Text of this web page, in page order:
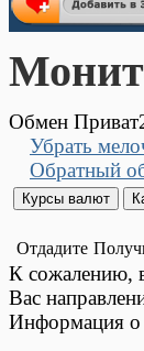
Обмен
Убрать
Обратный
Отдадите
К сожалению,
Вас
Информация о